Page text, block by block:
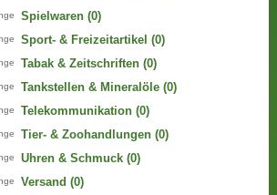
Spielwaren (0)
Sport- & Freizeitartikel (0)
Tabak & Zeitschriften (0)
Tankstellen & Mineralöle (0)
Telekommunikation (0)
Tier- & Zoohandlungen (0)
Uhren & Schmuck (0)
Versand (0)